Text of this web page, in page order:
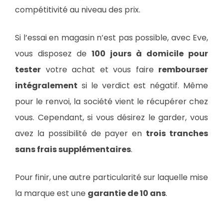
compétitivité au niveau des prix.
Si l’essai en magasin n’est pas possible, avec Eve,
vous disposez de 100 jours à domicile pour
tester votre achat et vous faire rembourser
intégralement si le verdict est négatif. Même
pour le renvoi, la société vient le récupérer chez
vous. Cependant, si vous désirez le garder, vous
avez la possibilité de payer en trois tranches
sans frais supplémentaires.
Pour finir, une autre particularité sur laquelle mise
la marque est une garantie de 10 ans.